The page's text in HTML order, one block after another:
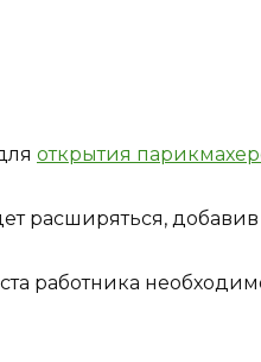
открытия
расширяться, добавив
работника